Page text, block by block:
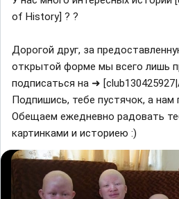
of History] ? ?
Дорогой друг, за
открытой форме мы всего лишь
подписаться на ➜
Подпишись, тебе пустячок, а
Обещаем ежедневно радовать
картинками и историею :)